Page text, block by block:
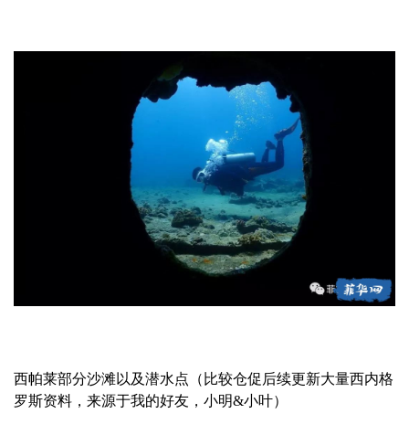
西帕莱部分沙滩以及潜水点（比较仓促后续更新大量西内格
罗斯资料，来源于我的好友，小明&小叶）